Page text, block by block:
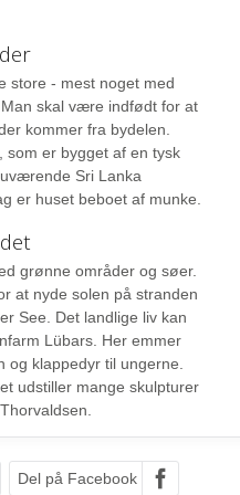
store - mest noget med
skal være indfødt for at
kommer fra bydelen.
som er bygget af en tysk
Sri Lanka
er huset beboet af munke.
grønne områder og søer.
at nyde solen på stranden
See. Det landlige liv kan
Lübars. Her emmer
klappedyr til ungerne.
udstiller mange skulpturer
Del på Facebook